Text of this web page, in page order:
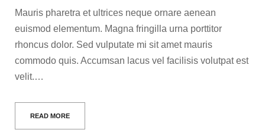
Mauris pharetra et ultrices neque ornare aenean
euismod elementum. Magna fringilla urna porttitor
rhoncus dolor. Sed vulputate mi sit amet mauris
commodo quis. Accumsan lacus vel facilisis volutpat est
velit.…
READ MORE